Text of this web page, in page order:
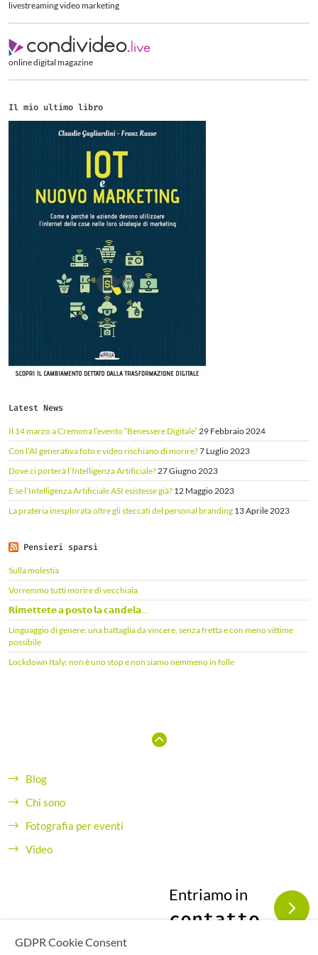
livestreaming video marketing
online digital magazine
Il mio ultimo libro
Latest News
Il 14 marzo a Cremona l’evento “Benessere Digitale” 29 Febbraio 2024
Con l’AI generativa foto e video rischiano di morire?7 Luglio 2023
Dove ci porterà l’Intelligenza Artificiale? 27 Giugno 2023
E se l’Intelligenza Artificiale ASI esistesse già? 12 Maggio 2023
La prateria inesplorata oltre gli steccati del personal branding 13 Aprile 2023
Pensieri sparsi
Sulla molestia
Vorremmo tutti morire di vecchiaia
𝗥𝗶𝗺𝗲𝘁𝘁𝗲𝘁𝗲 𝗮 𝗽𝗼𝘀𝘁𝗼 𝗹𝗮 𝗰𝗮𝗻𝗱𝗲𝗹𝗮...
Linguaggio di genere: una battaglia da vincere, senza fretta e con meno vittime
possibile
Lockdown Italy: non è uno stop e non siamo nemmeno in folle
Blog
Chi sono
Fotografia per eventi
Video
Entriamo in
contatto
GDPR Cookie Consent